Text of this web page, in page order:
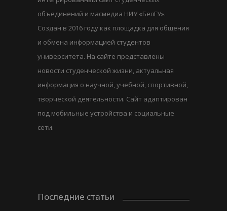
объединений и масмедиа НИУ «БелГУ».
Создан в 2016 году как площадка для общения
и обмена информацией студентов
университета. На сайте представлены
новости студенческой жизни, актуальная
информация о научной, учебной, спортивной,
творческой деятельности. Сайт адаптирован
под мобильные устройства и социальные
сети.
Последние статьи